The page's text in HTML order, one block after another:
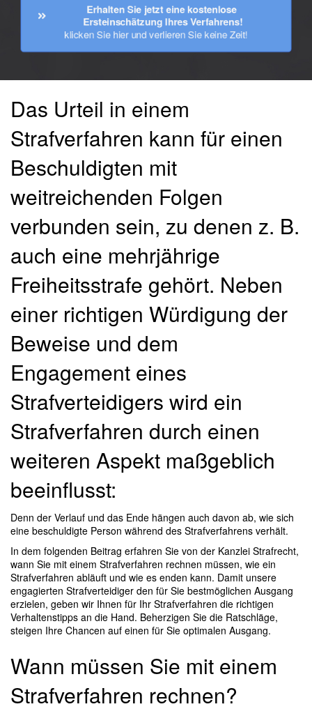
Erhalten Sie jetzt eine kostenlose
Ersteinschätzung Ihres Verfahrens!
klicken Sie hier und verlieren Sie keine Zeit!
Das Urteil in einem
Strafverfahren kann für einen
Beschuldigten mit
weitreichenden Folgen
verbunden sein, zu denen z. B.
auch eine mehrjährige
Freiheitsstrafe gehört. Neben
einer richtigen Würdigung der
Beweise und dem
Engagement eines
Strafverteidigers wird ein
Strafverfahren durch einen
weiteren Aspekt maßgeblich
beeinflusst:
Denn der Verlauf und das Ende hängen auch davon ab, wie sich
eine beschuldigte Person während des Strafverfahrens verhält.
In dem folgenden Beitrag erfahren Sie von der Kanzlei Strafrecht,
wann Sie mit einem Strafverfahren rechnen müssen, wie ein
Strafverfahren abläuft und wie es enden kann. Damit unsere
engagierten Strafverteidiger den für Sie bestmöglichen Ausgang
erzielen, geben wir Ihnen für Ihr Strafverfahren die richtigen
Verhaltenstipps an die Hand. Beherzigen Sie die Ratschläge,
steigen Ihre Chancen auf einen für Sie optimalen Ausgang.
Wann müssen Sie mit einem
Strafverfahren rechnen?